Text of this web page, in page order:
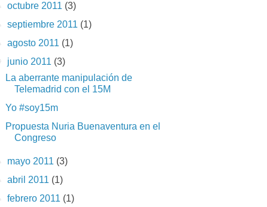
octubre 2011 (3)
septiembre 2011 (1)
agosto 2011 (1)
junio 2011 (3)
La aberrante manipulación de
Telemadrid con el 15M
Yo #soy15m
Propuesta Nuria Buenaventura en el
Congreso
mayo 2011 (3)
abril 2011 (1)
febrero 2011 (1)